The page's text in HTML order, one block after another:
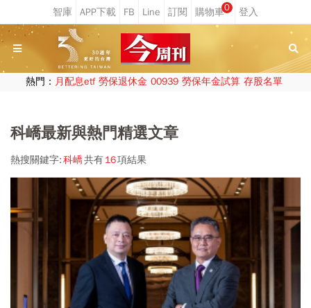
0
熱門： 月配息etf 勞保退休金 00939 勞保年金試算 存股名單
科嶠最新與熱門精選文章
熱搜關鍵字:科嶠共有16項結果